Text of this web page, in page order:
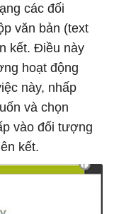
các đối
văn bản (text
kết. Điều này
hoạt động
này, nhấp
và chọn
vào đối tượng
kết.